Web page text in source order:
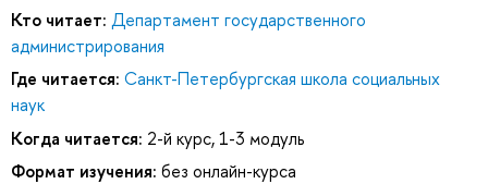
Кто читает: Департамент государственного
администрирования
Где читается: Санкт-Петербургская школа социальных
наук
Когда читается: 2-й курс, 1-3 модуль
Формат изучения: без онлайн-курса